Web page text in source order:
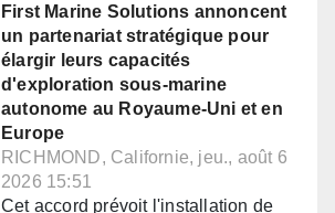
First Marine Solutions annoncent
un partenariat stratégique pour
élargir leurs capacités
d'exploration sous-marine
autonome au Royaume-Uni et en
Europe
RICHMOND, Californie, jeu., août 6
2026 15:51
Cet accord prévoit l'installation de